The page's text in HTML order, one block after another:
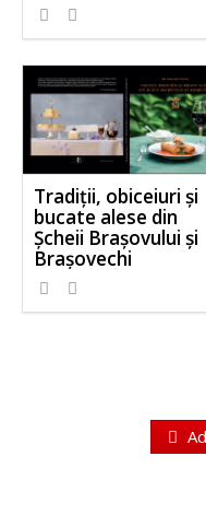
Tradiții, obiceiuri și
bucate alese din
Șcheii Brașovului și
Brașovechi